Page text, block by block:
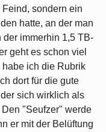
sondern ein
hatte, an der man
der immerhin 1,5 TB-
geht es schon viel
habe ich die Rubrik
dort für die gute
sich wirklich als
"Seufzer" werde
er mit der Belüftung